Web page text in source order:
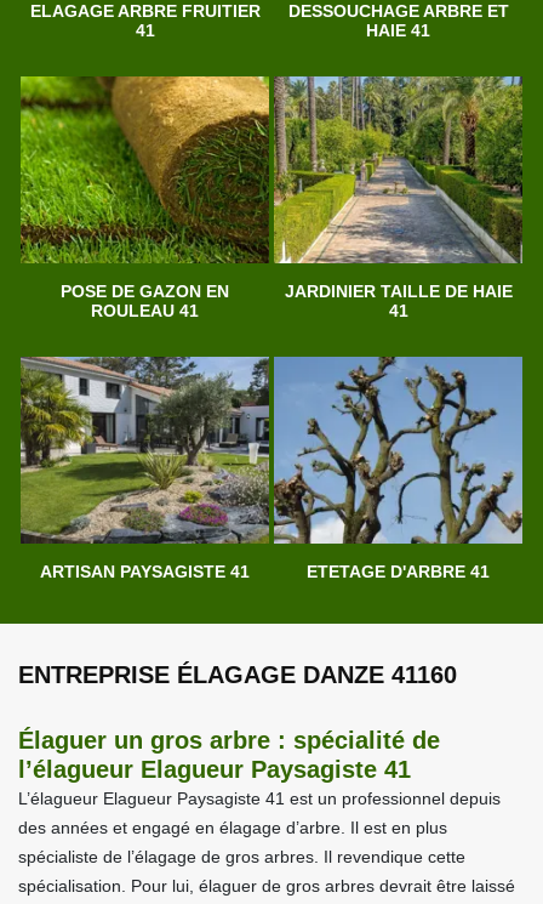
ELAGAGE ARBRE FRUITIER
41
DESSOUCHAGE ARBRE ET
HAIE 41
POSE DE GAZON EN
ROULEAU 41
JARDINIER TAILLE DE HAIE
41
ARTISAN PAYSAGISTE 41 ETETAGE D'ARBRE 41
ENTREPRISE ÉLAGAGE DANZE 41160
Élaguer un gros arbre : spécialité de
l’élagueur Elagueur Paysagiste 41
L’élagueur Elagueur Paysagiste 41 est un professionnel depuis
des années et engagé en élagage d’arbre. Il est en plus
spécialiste de l’élagage de gros arbres. Il revendique cette
spécialisation. Pour lui, élaguer de gros arbres devrait être laissé